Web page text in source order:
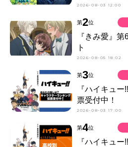
2026-08-03 12:00
第2位
『きみ愛』
ト
2026-08-05 18:02
第3位
『ハイキュ
票受付中！
2026-08-03 17:00
第4位
『ハイキュ